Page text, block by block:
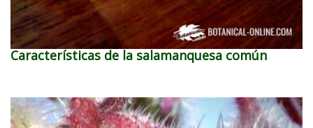
Características de la salamanquesa común